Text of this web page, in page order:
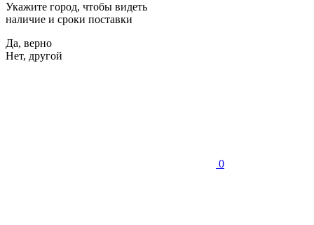
Укажите город, чтобы видеть
наличие и сроки поставки
Да, верно
Нет, другой
0